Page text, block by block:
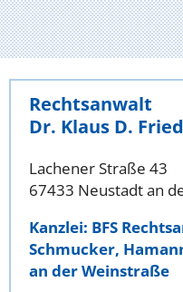
Rechtsanwalt
Dr. Klaus D.
Lachener Straße 43
67433 Neustadt an
Kanzlei: BFS
Schmucker,
an der Weinstraße